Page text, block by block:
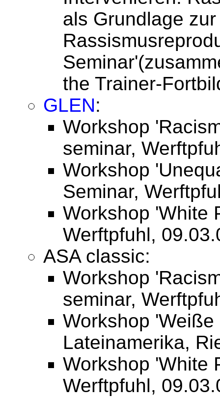
als Grundlage
the Trainer-
GLEN:
Workshop
seminar,
Workshop
Seminar,
Workshop 'White
Werftpfuhl,
ASA classic:
Workshop
seminar,
Workshop
Lateinamerika,
Workshop 'White
Werftpfuhl,